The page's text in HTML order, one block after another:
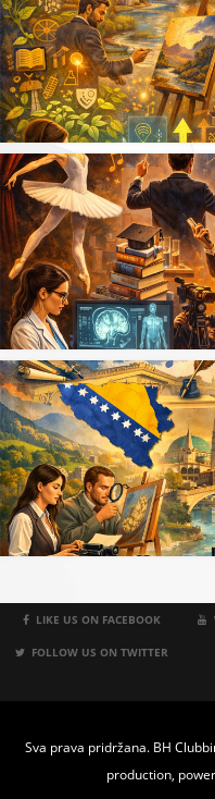
LIKE US ON FACEBOOK
FOLLOW US ON TWITTER
Sva prava pridržana. BH
production,